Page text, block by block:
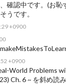
確認中です。(お恥
うです。
+0900
+0900
World Problems
Ch. 6 ~ を斜め読